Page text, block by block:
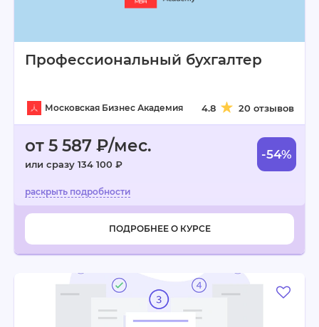
Профессиональный бухгалтер
Московская Бизнес Академия 4.8 20 отзывов
от 5 587 ₽/мес.
или сразу 134 100 ₽
-54%
ПОДРОБНЕЕ О КУРСЕ